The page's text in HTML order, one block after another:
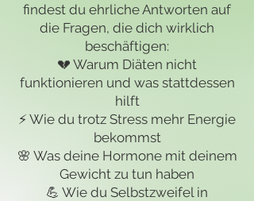
findest du ehrliche Antworten auf
die Fragen, die dich wirklich
beschäftigen:
💔 Warum Diäten nicht
funktionieren und was stattdessen
hilft
⚡ Wie du trotz Stress mehr Energie
bekommst
🌸 Was deine Hormone mit deinem
Gewicht zu tun haben
💪 Wie du Selbstzweifel in